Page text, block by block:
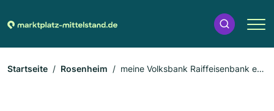
Startseite Rosenheim
meine Volksbank Raiffeisenbank eG,